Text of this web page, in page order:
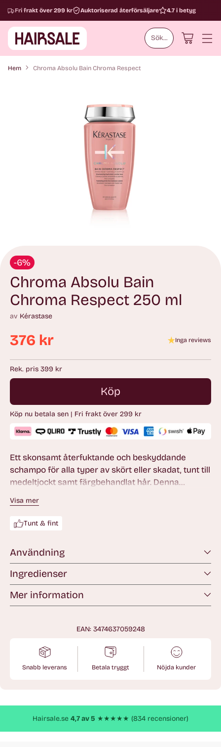
Sök...
Fri frakt över 299 kr Auktoriserad återförsäljare 4.7 i betyg
Hem Chroma Absolu Bain Chroma Respect
-6%
Chroma Absolu Bain
Chroma Respect 250 ml
av Kérastase
Ordinarie
pris
376 kr Inga reviews
Rek. pris 399 kr
Köp
Köp nu betala sen | Fri frakt över 299 kr
Ett skonsamt återfuktande och beskyddande
schampo för alla typer av skört eller skadat, tunt till
medeltjockt samt färgbehandlat hår. Denna
kombination av aminosyra och centella asiatica
som återfuktar håret samtidigt som det stärker
Visa mer
Tunt & fint
Användning
Ingredienser
Mer information
EAN: 3474637059248
Snabb leverans Betala tryggt Nöjda kunder
produkt
Hairsale.se 4,7 av 5 ★★★★★ (834 recensioner)